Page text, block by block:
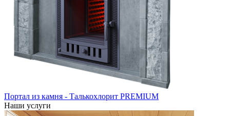
Портал из камня - Талькохлорит PREMIUM
Наши услуги